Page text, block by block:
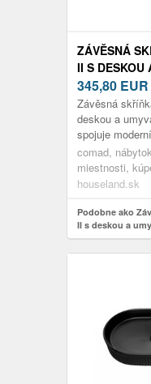
ZÁVĚSNÁ
II S DESKOU
60 CM
345,80 EUR
Závěsná
deskou a
spojuje
praktičností.
zásuvky
úložného
comad,
miestnosti,
umývadlové
houseland.sk
Podobne ako
II s deskou a
černá/dub wotan